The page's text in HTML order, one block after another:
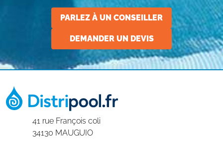
PARLEZ À UN CONSEILLER
DEMANDER UN DEVIS
41 rue François coli
34130 MAUGUIO